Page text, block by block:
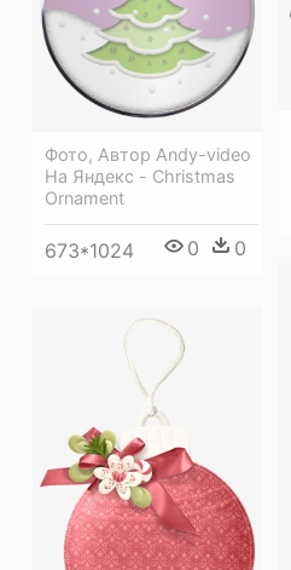
Фото, Автор Andy-video
На Яндекс - Christmas
Ornament
673*1024 0 0